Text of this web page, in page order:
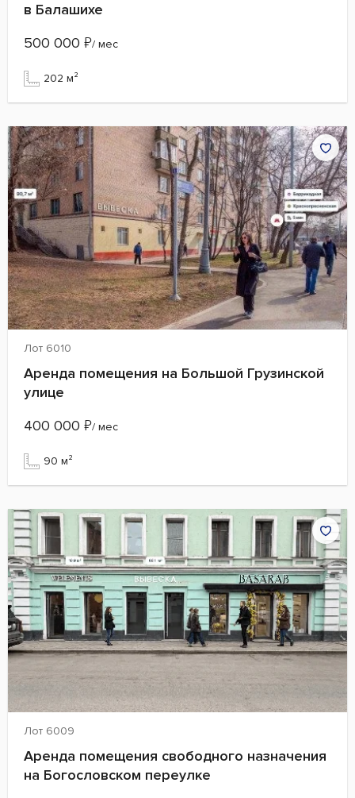
в Балашихе
500 000 ₽/ мес
202 м²
Лот 6010
Аренда помещения на Большой Грузинской
улице
400 000 ₽/ мес
90 м²
Лот 6009
Аренда помещения свободного назначения
на Богословском переулке